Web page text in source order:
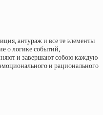
антураж и все те элементы
о логике событий,
и завершают собою каждую
и рационального